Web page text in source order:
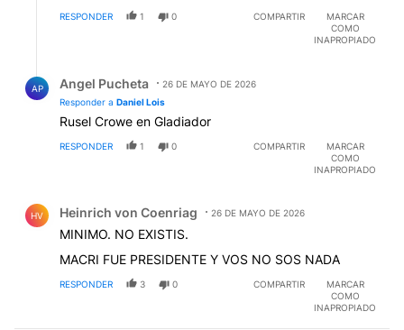
RESPONDER 1 0 COMPARTIR
MARCAR
COMO
INAPROPIADO
AP Angel Pucheta
26 DE MAYO DE 2026
Responder a Daniel Lois
Rusel Crowe en Gladiador
RESPONDER 1 0 COMPARTIR
MARCAR
COMO
INAPROPIADO
HV Heinrich von Coenriag 26 DE MAYO DE 2026
MINIMO. NO EXISTIS.
MACRI FUE PRESIDENTE Y VOS NO SOS NADA
RESPONDER 3 0 COMPARTIR
MARCAR
COMO
INAPROPIADO